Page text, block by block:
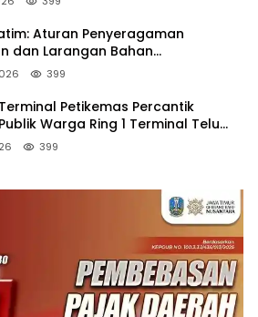
Aturan Penyeragaman
dan Larangan Bahan
Berpotensi Ganggu Industri
399
Petikemas Percantik
Warga Ring 1 Terminal Teluk
Lewat Program TJSL
399